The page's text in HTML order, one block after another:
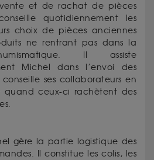
et de rachat de pièces
quotidiennement les
choix de pièces anciennes
ne rentrant pas dans la
Il assiste
Michel dans l’envoi des
ses collaborateurs en
ceux-ci rachètent des
gère la partie logistique des
Il constitue les colis, les